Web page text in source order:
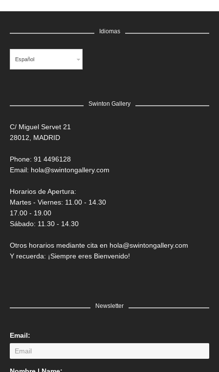
LEER MÁS
Idiomas
Español
Swinton Gallery
C/ Miguel Servet 21
28012, MADRID
Phone: 91 4496128
Email: hola@swintongallery.com
Horarios de Apertura:
Martes - Viernes: 11.00 - 14.30
17.00 - 19.00
Sábado: 11.30 - 14.30
Otros horarios mediante cita en hola@swintongallery.com
Y recuerda: ¡Siempre eres Bienvenido!
Newsletter
Email: